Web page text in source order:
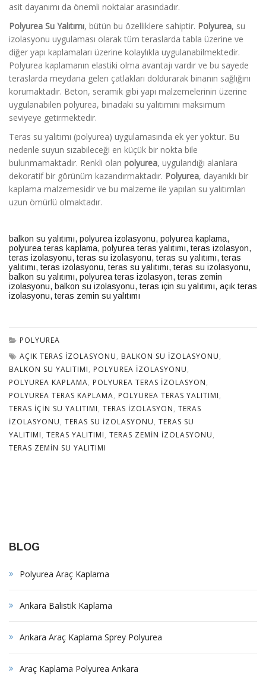
asit dayanımı da önemli noktalar arasındadır.
Polyurea Su Yalıtımı, bütün bu özelliklere sahiptir. Polyurea, su
izolasyonu uygulaması olarak tüm teraslarda tabla üzerine ve
diğer yapı kaplamaları üzerine kolaylıkla uygulanabilmektedir.
Polyurea kaplamanın elastiki olma avantajı vardır ve bu sayede
teraslarda meydana gelen çatlakları doldurarak binanın sağlığını
korumaktadır. Beton, seramik gibi yapı malzemelerinin üzerine
uygulanabilen polyurea, binadaki su yalıtımını maksimum
seviyeye getirmektedir.
Teras su yalıtımı (polyurea) uygulamasında ek yer yoktur. Bu
nedenle suyun sızabileceği en küçük bir nokta bile
bulunmamaktadır. Renkli olan polyurea, uygulandığı alanlara
dekoratif bir görünüm kazandırmaktadır. Polyurea, dayanıklı bir
kaplama malzemesidir ve bu malzeme ile yapılan su yalıtımları
uzun ömürlü olmaktadır.
balkon su yalıtımı, polyurea izolasyonu, polyurea kaplama,
polyurea teras kaplama, polyurea teras yalıtımı, teras izolasyon,
teras izolasyonu, teras su izolasyonu, teras su yalıtımı, teras
yalıtımı, teras izolasyonu, teras su yalıtımı, teras su izolasyonu,
balkon su yalıtımı, polyurea teras izolasyon, teras zemin
izolasyonu, balkon su izolasyonu, teras için su yalıtımı, açık teras
izolasyonu, teras zemin su yalıtımı
POLYUREA
AÇIK TERAS IZOLASYONU, BALKON SU IZOLASYONU,
BALKON SU YALITIMI, POLYUREA IZOLASYONU,
POLYUREA KAPLAMA, POLYUREA TERAS IZOLASYON,
POLYUREA TERAS KAPLAMA, POLYUREA TERAS YALITIMI,
TERAS IÇIN SU YALITIMI, TERAS IZOLASYON, TERAS
IZOLASYONU, TERAS SU IZOLASYONU, TERAS SU
YALITIMI, TERAS YALITIMI, TERAS ZEMIN IZOLASYONU,
TERAS ZEMIN SU YALITIMI
BLOG
Polyurea Araç Kaplama
Ankara Balistik Kaplama
Ankara Araç Kaplama Sprey Polyurea
Araç Kaplama Polyurea Ankara